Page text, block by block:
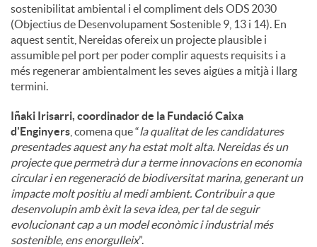
sostenibilitat ambiental i el compliment dels ODS 2030
(Objectius de Desenvolupament Sostenible 9, 13 i 14). En
aquest sentit, Nereidas ofereix un projecte plausible i
assumible pel port per poder complir aquests requisits i a
més regenerar ambientalment les seves aigües a mitjà i llarg
termini.
Iñaki Irisarri, coordinador de la Fundació Caixa
d'Enginyers , comena que “la qualitat de les candidatures
presentades aquest any ha estat molt alta. Nereidas és un
projecte que permetrà dur a terme innovacions en economia
circular i en regeneració de biodiversitat marina, generant un
impacte molt positiu al medi ambient. Contribuir a que
desenvolupin amb èxit la seva idea, per tal de seguir
evolucionant cap a un model econòmic i industrial més
sostenible, ens enorgulleix”.